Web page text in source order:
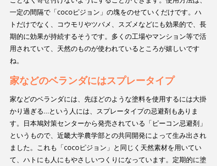
一定の間隔で「cocoピジョン」の塊をのせていくだけです。ハ
トだけでなく、コウモリやツバメ、スズメなどにも効果的で、長
期的に効果が持続するそうです。多くの工場やマンション等で活
用されていて、天然のものが使われているところが嬉しいです
ね。
家などのベランダにはスプレータイプ
家などのベランダには、先ほどのような塗料を使用するには大掛
かり過ぎる…という人には、スプレータイプの忌避剤もありま
す。日本鳩対策センターから発売されている「ピーコン忌避剤」
というもので、近畿大学農学部との共同開発によって生み出され
ました。これも「cocoピジョン」と同じく天然素材を用いてい
て、ハトにも人にもやさしいつくりになっています。定期的に塗